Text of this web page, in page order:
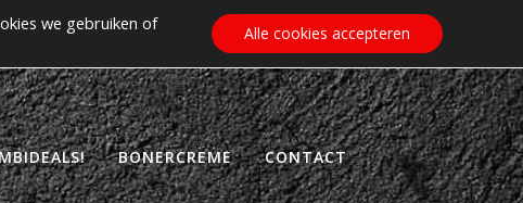
ZOEKEN WINKELWAGEN 0.00
BONERCREME CONTACT
we gebruiken of
Alle cookies accepteren